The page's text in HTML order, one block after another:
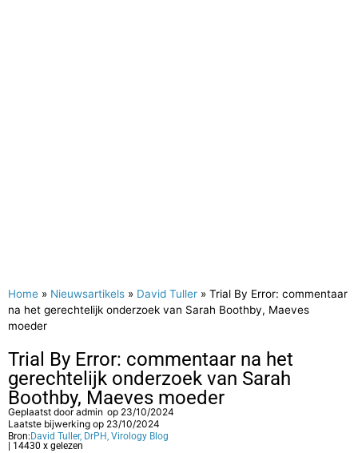
Home » Nieuwsartikels » David Tuller » Trial By Error: commentaar
na het gerechtelijk onderzoek van Sarah Boothby, Maeves
moeder
Trial By Error: commentaar na het
gerechtelijk onderzoek van Sarah
Boothby, Maeves moeder
Geplaatst dooradmin op 23/10/2024
Laatste bijwerking op 23/10/2024
Bron: David Tuller, DrPH, Virology Blog
| 14430 x gelezen